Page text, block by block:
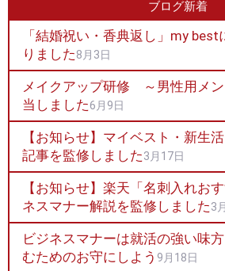
ブログ新着
「結婚祝い・香典返し」my
りました8月3日
メイクアップ研修 ～男性用メ
当しました6月9日
【お知らせ】マイベスト・新生
記事を監修しました3月17日
【お知らせ】楽天「名刺入れお
ネスマナー解説を監修しました3
ビジネスマナーは就活の強い味
むためのお守にしよう 9月18日